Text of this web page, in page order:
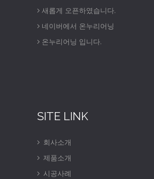
새롭게 오픈하였습니다.
네이버에서 온누리어닝
온누리어닝 입니다.
SITE LINK
회사소개
제품소개
시공사례